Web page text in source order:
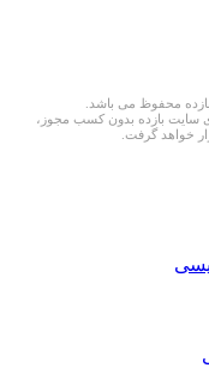
سایت بازده بدون کسب مجوز،
خواهد گرفت.